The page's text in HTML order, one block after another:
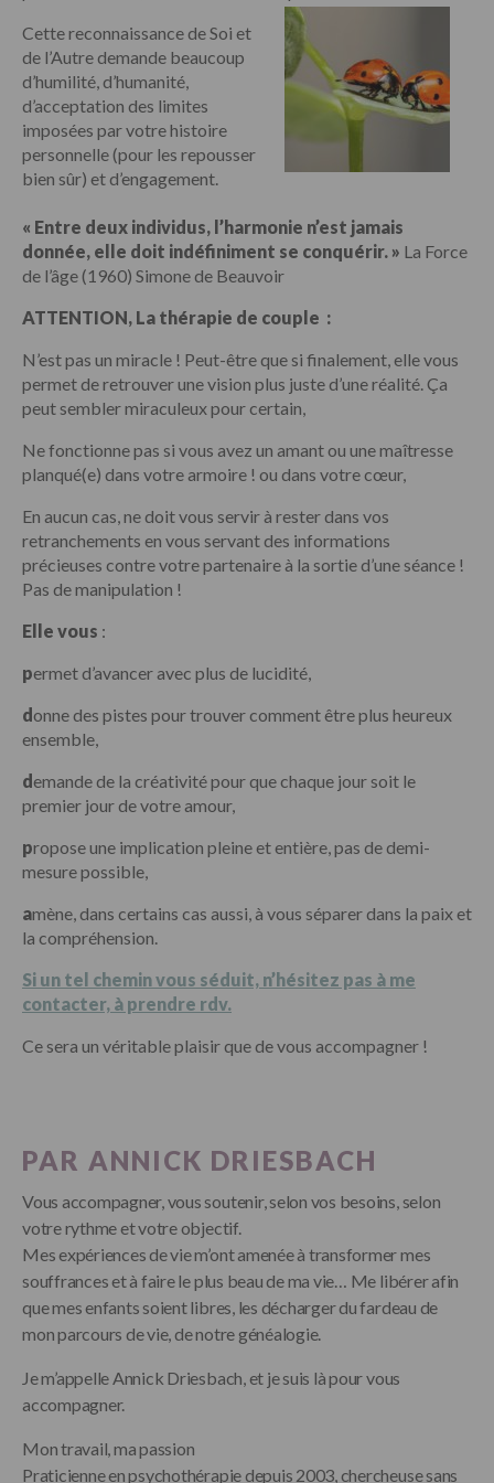
Cette reconnaissance de Soi et
de l’Autre demande beaucoup
d’humilité, d’humanité,
d’acceptation des limites
imposées par votre histoire
personnelle (pour les repousser
bien sûr) et d’engagement.
« Entre deux individus, l’harmonie n’est jamais
donnée, elle doit indéfiniment se conquérir. » La Force
de l’âge (1960) Simone de Beauvoir
ATTENTION, La thérapie de couple :
N’est pas un miracle ! Peut-être que si finalement, elle vous
permet de retrouver une vision plus juste d’une réalité. Ça
peut sembler miraculeux pour certain,
Ne fonctionne pas si vous avez un amant ou une maîtresse
planqué(e) dans votre armoire ! ou dans votre cœur,
En aucun cas, ne doit vous servir à rester dans vos
retranchements en vous servant des informations
précieuses contre votre partenaire à la sortie d’une séance !
Pas de manipulation !
Elle vous :
permet d’avancer avec plus de lucidité,
donne des pistes pour trouver comment être plus heureux
ensemble,
demande de la créativité pour que chaque jour soit le
premier jour de votre amour,
propose une implication pleine et entière, pas de demi-
mesure possible,
amène, dans certains cas aussi, à vous séparer dans la paix et
la compréhension.
Si un tel chemin vous séduit, n’hésitez pas à me
contacter, à prendre rdv.
Ce sera un véritable plaisir que de vous accompagner !
PAR ANNICK DRIESBACH
Vous accompagner, vous soutenir, selon vos besoins, selon
votre rythme et votre objectif.
Mes expériences de vie m’ont amenée à transformer mes
souffrances et à faire le plus beau de ma vie… Me libérer afin
que mes enfants soient libres, les décharger du fardeau de
mon parcours de vie, de notre généalogie.
Je m’appelle Annick Driesbach, et je suis là pour vous
accompagner.
Mon travail, ma passion
Praticienne en psychothérapie depuis 2003, chercheuse sans